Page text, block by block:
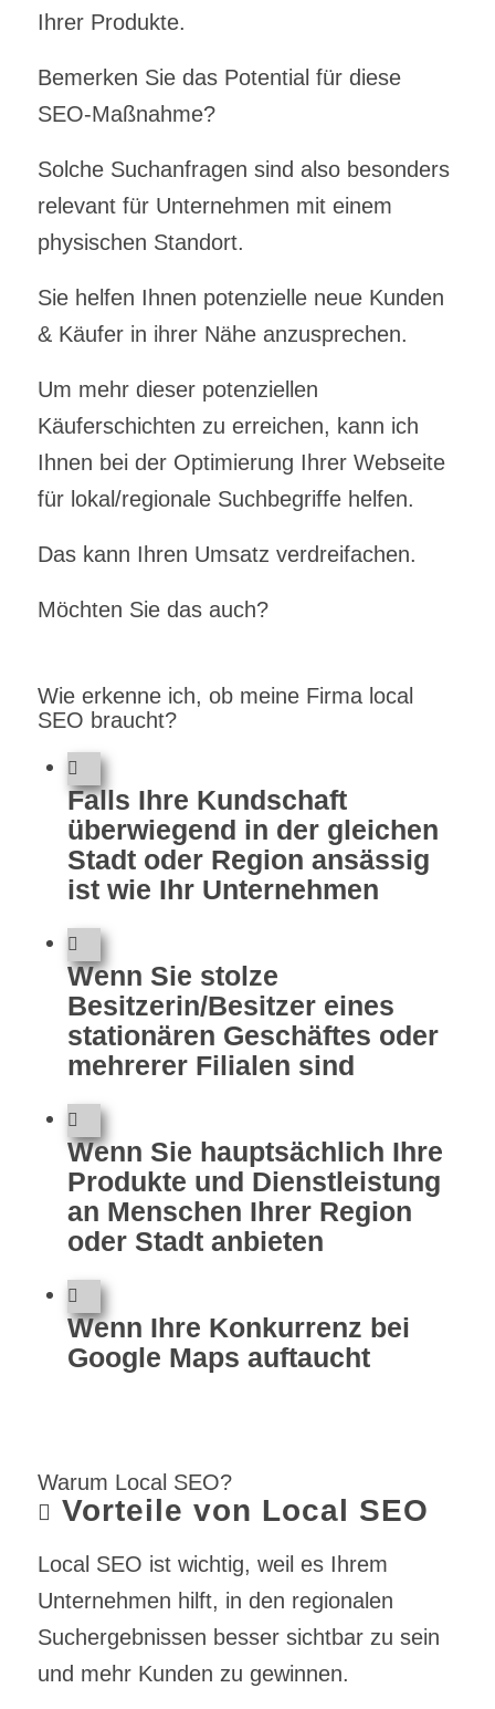
Ihrer Produkte.
Bemerken Sie das Potential für diese
SEO-Maßnahme?
Solche Suchanfragen sind also besonders
relevant für Unternehmen mit einem
physischen Standort.
Sie helfen Ihnen potenzielle neue Kunden
& Käufer in ihrer Nähe anzusprechen.
Um mehr dieser potenziellen
Käuferschichten zu erreichen, kann ich
Ihnen bei der Optimierung Ihrer Webseite
für lokal/regionale Suchbegriffe helfen.
Das kann Ihren Umsatz verdreifachen.
Möchten Sie das auch?
Wie erkenne ich, ob meine Firma local
SEO braucht?
Falls Ihre Kundschaft
überwiegend in der gleichen
Stadt oder Region ansässig
ist wie Ihr Unternehmen
Wenn Sie stolze
Besitzerin/Besitzer eines
stationären Geschäftes oder
mehrerer Filialen sind
Wenn Sie hauptsächlich Ihre
Produkte und Dienstleistung
an Menschen Ihrer Region
oder Stadt anbieten
Wenn Ihre Konkurrenz bei
Google Maps auftaucht
Warum Local SEO?
Vorteile von Local SEO
Local SEO ist wichtig, weil es Ihrem
Unternehmen hilft, in den regionalen
Suchergebnissen besser sichtbar zu sein
und mehr Kunden zu gewinnen.